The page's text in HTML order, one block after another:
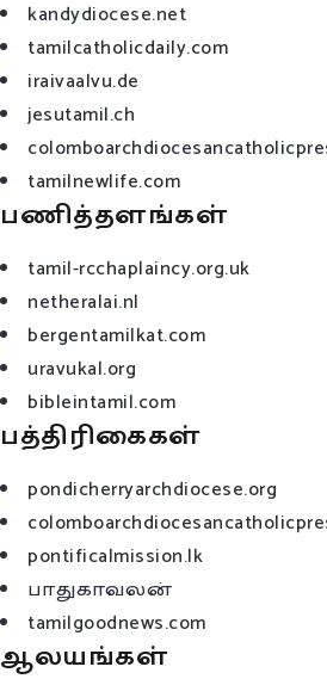
kandydiocese.net
tamilcatholicdaily.com
iraivaalvu.de
jesutamil.ch
tamilnewlife.com
பணித்தளங்கள்
tamil-rcchaplaincy.org.uk
netheralai.nl
bergentamilkat.com
uravukal.org
bibleintamil.com
பத்திரிகைகள்
pondicherryarchdiocese.org
pontificalmission.lk
பாதுகாவலன்
tamilgoodnews.com
ஆலயங்கள்